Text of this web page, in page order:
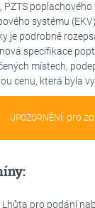
PZTS
systému
je podrobně
specifikace
místech,
cenu, která byla
UPOZORNĚNÍ: pro
Lhůta pro podání